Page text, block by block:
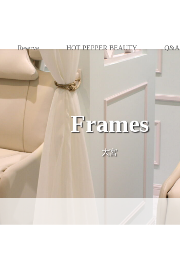
Reserve HOT PEPPER BEAUTY Q&A
Frames
大宮